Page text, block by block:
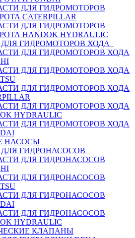
ДЛЯ ГИДРОМОТОРОВ
CATERPILLAR
ДЛЯ ГИДРОМОТОРОВ
HANDOK HYDRAULIC
ГИДРОМОТОРОВ ХОДА
ДЛЯ ГИДРОМОТОРОВ ХОДА
ДЛЯ ГИДРОМОТОРОВ ХОДА
ДЛЯ ГИДРОМОТОРОВ ХОДА
ДЛЯ ГИДРОМОТОРОВ ХОДА
HYDRAULIC
ДЛЯ ГИДРОМОТОРОВ ХОДА
НАСОСЫ
ГИДРОНАСОСОВ
ДЛЯ ГИДРОНАСОСОВ
ДЛЯ ГИДРОНАСОСОВ
ДЛЯ ГИДРОНАСОСОВ
ДЛЯ ГИДРОНАСОСОВ
HYDRAULIC
КЛАПАНЫ